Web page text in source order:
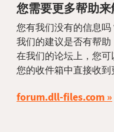
您需要更多帮助来
您有我们没有的信息吗
我们的建议是否有帮
在我们的论坛上，您
您的收件箱中直接收到
forum.dll-files.com